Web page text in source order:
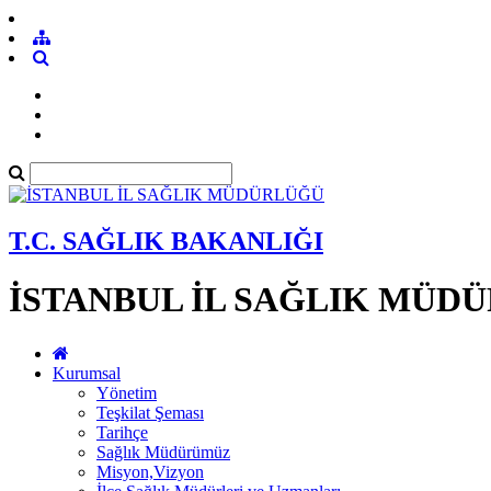
T.C. SAĞLIK BAKANLIĞI
İSTANBUL İL SAĞLIK
Kurumsal
Yönetim
Teşkilat Şeması
Tarihçe
Sağlık Müdürümüz
Misyon,Vizyon